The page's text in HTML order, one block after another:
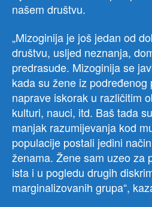
našem društvu.
„Mizoginija je još jedan od
društvu, usljed neznanja,
predrasude. Mizoginija se
kada su žene iz
naprave iskorak u različitim
kulturi, nauci, itd. Baš tada
manjak razumijevanja kod
populacije postali jedini
ženama. Žene sam uzeo za
ista i u pogledu drugih
marginalizovanih grupa“,